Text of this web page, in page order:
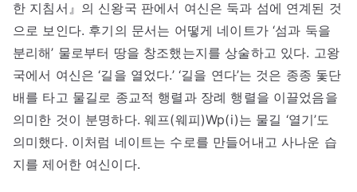
한 지침서』의 신왕국 판에서 여신은 둑과 섬에 연계된 것
으로 보인다. 후기의 문서는 어떻게 네이트가 ‘섬과 둑을
분리해’ 물로부터 땅을 창조했는지를 상술하고 있다. 고왕
국에서 여신은 ‘길을 열었다.’ ‘길을 연다’는 것은 종종 돛단
배를 타고 물길로 종교적 행렬과 장례 행렬을 이끌었음을
의미한 것이 분명하다. 웨프(웨피)Wp(i)는 물길 ‘열기’도
의미했다. 이처럼 네이트는 수로를 만들어내고 사나운 습
지를 제어한 여신이다.